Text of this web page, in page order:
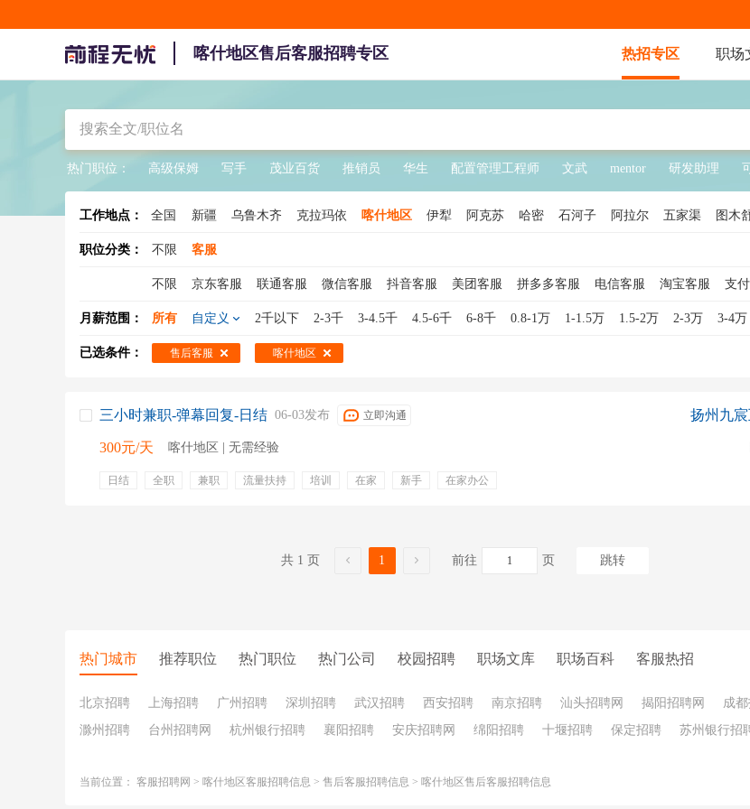
喀什地区售后客服招聘专区 热招专区 职场
热门职位： 高级保姆 写手 茂业百货 推销员 华生 配置管理工程师 文武 mentor 研发助理
工作地点： 全国 新疆 乌鲁木齐 克拉玛依 喀什地区 伊犁 阿克苏 哈密 石河子 阿拉尔 五家渠 图木
克孜勒苏柯尔克孜
职位分类： 不限 客服
不限 京东客服 联通客服 微信客服 抖音客服 美团客服 拼多多客服 电信客服 淘宝客服 支
在线客服
天猫客服 电商客服 在线客服咨询 电话客服 银行客服 客服专员 售后客服 网络客服
月薪范围： 所有 自定义 2千以下 2-3千 3-4.5千 4.5-6千 6-8千 0.8-1万 1-1.5万 1.5-2万 2-3万 3-4万
已选条件： 售后客服 喀什地区
三小时兼职-弹幕回复-日结 06-03发布 立即沟通
300元/天 喀什地区 | 无需经验
日结 全职 兼职 流量扶持 培训 在家 新手
在家办公
扬州九
共 1 页 1 前往 页 跳转
热门城市 推荐职位 热门职位 热门公司 校园招聘 职场文库 职场百科 客服热招
北京招聘 上海招聘 广州招聘 深圳招聘 武汉招聘 西安招聘 南京招聘 汕头招聘网 揭阳招聘网 成
滁州招聘
台州招聘网 杭州银行招聘 襄阳招聘 安庆招聘网 绵阳招聘 十堰招聘 保定招聘 苏州银行招
当前位置： 客服招聘网 > 喀什地区客服招聘信息 > 售后客服招聘信息 > 喀什地区售后客服招聘信息